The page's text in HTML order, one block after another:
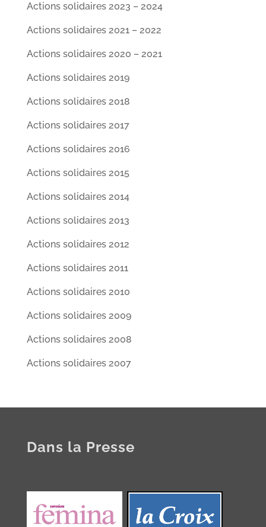
Actions solidaires 2023 – 2024
Actions solidaires 2021 – 2022
Actions solidaires 2020 – 2021
Actions solidaires 2019
Actions solidaires 2018
Actions solidaires 2017
Actions solidaires 2016
Actions solidaires 2015
Actions solidaires 2014
Actions solidaires 2013
Actions solidaires 2012
Actions solidaires 2011
Actions solidaires 2010
Actions solidaires 2009
Actions solidaires 2008
Actions solidaires 2007
Dans la Presse